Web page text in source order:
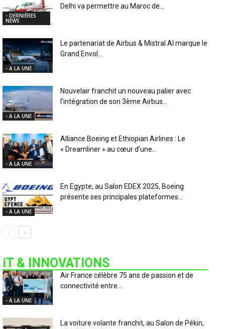
- DERNIÈRES
NEWS
Delhi va permettre au Maroc de...
- A LA UNE
Le partenariat de Airbus & Mistral AI marque le
Grand Envol...
- A LA UNE
Nouvelair franchit un nouveau palier avec
l’intégration de son 3ème Airbus...
- A LA UNE
Alliance Boeing et Ethiopian Airlines : Le
« Dreamliner » au cœur d’une...
- A LA UNE
En Egypte, au Salon EDEX 2025, Boeing
présente ses principales plateformes...
iT & INNOVATIONS
- A LA UNE
Air France célèbre 75 ans de passion et de
connectivité entre...
La voiture volante franchit, au Salon de Pékin,